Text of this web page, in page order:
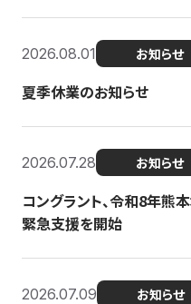
2026.08.01 お知らせ
夏季休業のお知らせ
2026.07.28 お知らせ
コングラント、令和8年熊
緊急支援を開始
2026.07.09 お知らせ